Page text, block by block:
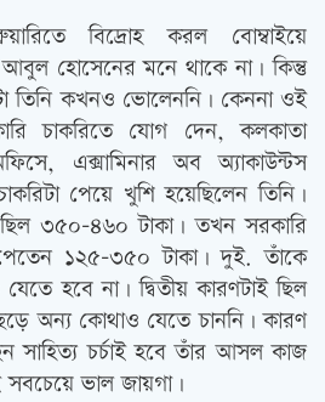
বিদ্রোহ করল বোম্বাইয়ে
হোসেনের মনে থাকে না। কিন্তু
তিনি কখনও ভোলেননি। কেননা ওই
চাকরিতে যোগ দেন, কলকাতা
এক্সামিনার অব অ্যাকাউন্টস
পেয়ে খুশি হয়েছিলেন তিনি।
৩৫০-৪৬০ টাকা। তখন সরকারি
১২৫-৩৫০ টাকা। দুই. তাঁকে
হবে না। দ্বিতীয় কারণটাই ছিল
অন্য কোথাও যেতে চাননি। কারণ
সাহিত্য চর্চাই হবে তাঁর আসল কাজ
ভাল জায়গা।